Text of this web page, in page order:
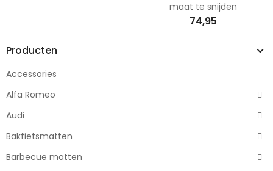
Producten
Accessories
Alfa Romeo
Audi
Bakfietsmatten
Barbecue matten
maat te snijden
74,95